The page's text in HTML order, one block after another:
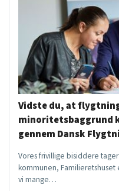
Vidste du, at
minoritetsbaggrund
gennem Dansk
Vores frivillige bisiddere
kommunen,
vi mange…